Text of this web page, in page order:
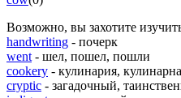
Возможно, вы захотите
handwriting - почерк
went - шел, пошел, пошли
cookery - кулинария,
cryptic - загадочный,